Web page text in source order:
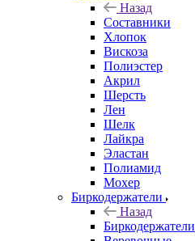
Назад
Составники
Хлопок
Вискоза
Полиэстер
Акрил
Шерсть
Лен
Шелк
Лайкра
Эластан
Полиамид
Мохер
Биркодержатели
Назад
Биркодержатели